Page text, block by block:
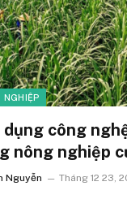
NGHIỆP
công
nông nghiệp
Nguyễn Tháng 12 23,